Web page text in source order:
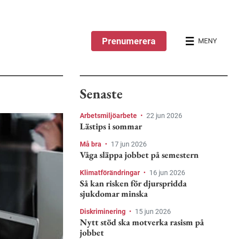
Prenumerera MENY
Senaste
Arbetsmiljöarbete • 22 jun 2026
Lästips i sommar
Må bra • 17 jun 2026
Våga släppa jobbet på semestern
Klimatförändringar • 16 jun 2026
Så kan risken för djurspridda
sjukdomar minska
Diskriminering • 15 jun 2026
Nytt stöd ska motverka rasism på
jobbet